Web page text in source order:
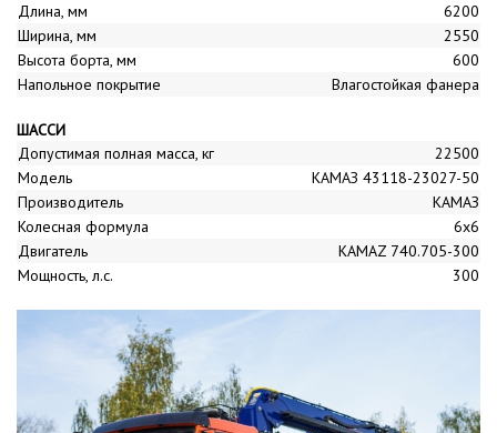
Длина, мм
6200
Ширина, мм
2550
Высота борта, мм
600
Напольное покрытие
Влагостойкая фанера
ШАССИ
Допустимая полная масса, кг
22500
Модель
КАМАЗ 43118-23027-50
Производитель
КАМАЗ
Колесная формула
6x6
Двигатель
KAMAZ 740.705-300
Мощность, л.с.
300